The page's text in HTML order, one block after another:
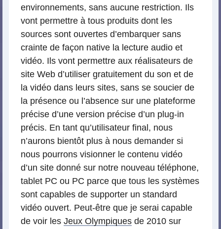
environnements, sans aucune restriction. Ils
vont permettre à tous produits dont les
sources sont ouvertes d’embarquer sans
crainte de façon native la lecture audio et
vidéo. Ils vont permettre aux réalisateurs de
site Web d’utiliser gratuitement du son et de
la vidéo dans leurs sites, sans se soucier de
la présence ou l’absence sur une plateforme
précise d’une version précise d’un plug-in
précis. En tant qu’utilisateur final, nous
n’aurons bientôt plus à nous demander si
nous pourrons visionner le contenu vidéo
d’un site donné sur notre nouveau téléphone,
tablet PC ou PC parce que tous les systèmes
sont capables de supporter un standard
vidéo ouvert. Peut-être que je serai capable
de voir les Jeux Olympiques de 2010 sur